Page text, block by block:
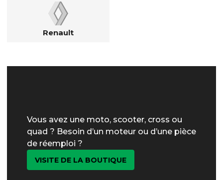
Renault
Vous avez une moto, scooter, cross ou
quad ? Besoin d’un moteur ou d’une pièce
de réemploi ?
VISITE DE LA BOUTIQUE